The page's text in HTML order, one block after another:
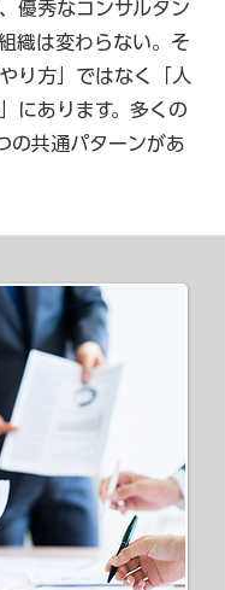
優秀なコンサルタン
織は変わらない。そ
り方」ではなく「人
にあります。多くの
の共通パターンがあ